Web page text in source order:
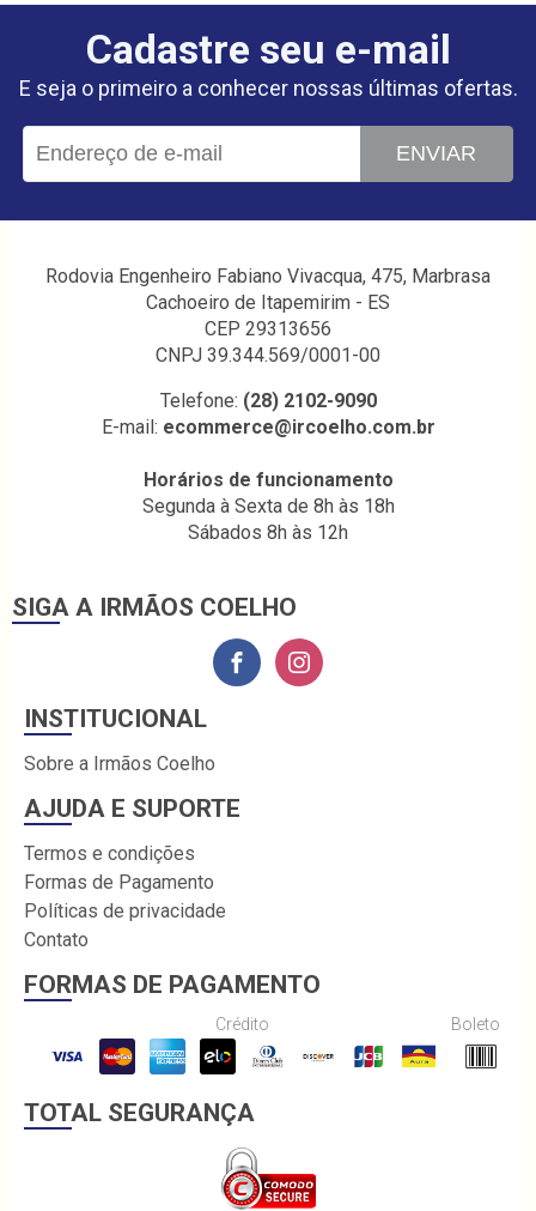
Cadastre seu e-mail
E seja o primeiro a conhecer nossas últimas ofertas.
ENVIAR
Rodovia Engenheiro Fabiano Vivacqua, 475, Marbrasa
Cachoeiro de Itapemirim - ES
CEP 29313656
CNPJ 39.344.569/0001-00
Telefone: (28) 2102-9090
E-mail: ecommerce@ircoelho.com.br
Horários de funcionamento
Segunda à Sexta de 8h às 18h
Sábados 8h às 12h
SIGA A IRMÃOS COELHO
INSTITUCIONAL
Sobre a Irmãos Coelho
AJUDA E SUPORTE
Termos e condições
Formas de Pagamento
Políticas de privacidade
Contato
FORMAS DE PAGAMENTO
Crédito Boleto
TOTAL SEGURANÇA